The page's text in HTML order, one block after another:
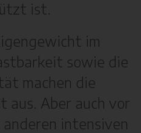
ist.
im
sowie die
machen die
aus. Aber auch vor
intensiven